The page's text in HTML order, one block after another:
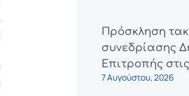
Πρόσκληση
συνεδρίασης
Επιτροπής
7 Αυγούστου, 2026